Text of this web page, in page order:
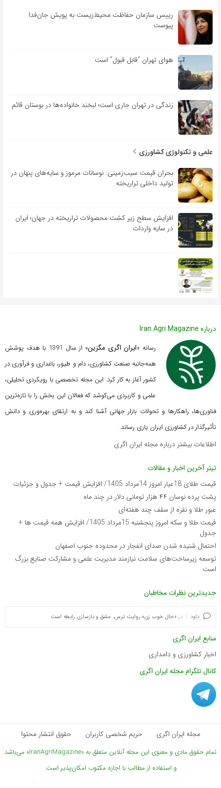
رییس سازمان حفاظت محیط‌زیست به پویش جان‌فدا
پیوست
هوای تهران “قابل قبول” است
زندگی در تهران جاری است؛ لبخند خانواده‌ها در بوستان قائم
علمی و تکنولوژی کشاورزی
بحران قیمت سیب‌زمینی: نوسانات مرموز و سایه‌های پنهان در
تولید داخلی تراریخته
افزایش سطح زیر کشت محصولات تراریخته در جهان؛ ایران
در سایه واردات
درباره Iran Agri Magazine
رسانه «ایران اگری مگزین
» از سال 1391 با هدف پوشش
همه‌جانبه صنعت کشاورزی، دام و طیور، باغداری و فرآوری در
کشور آغاز به کار کرد. این مجله تخصصی با رویکردی تحلیلی،
علمی و کاربردی می‌کوشد که فعالان این بخش را با تازه‌ترین
فناوری‌ها، راهکارها و تحولات بازار جهانی آشنا کند و به ارتقای بهره‌وری و دانش
تأثیرگذار در کشاورزی ایران یاری رساند.
اطلاعات بیشتر درباره مجله ایران اگری
تیتر آخرین اخبار و مقالات
قیمت طلای 18عیار امروز 14مرداد 1405/ افزایش قیمت + جدول و جزئیات
پشت پرده نوسان ۴۴ هزار تومانی دلار در چند ماه
عبور طلا و نقره از سقف چند هفته‌ای
قیمت طلا و سکه امروز پنجشنبه 15مرداد 1405/ افزایش همه قیمت ها +
جدول
احتمال شنیده شدن صدای انفجار در محدوده جنوب اصفهان
توسعه زیرساخت‌های سلامت نیازمند مدیریت علمی و مشارکت صنایع بزرگ
است
جدیدترین نظرات مخاطبان
داود در «حال خوب زن» روایت ترس، عشق و بازسازی رابطه است
منابع ایران اگری
اخبار کشاورزی و دامداری
کانال تلگرام مجله ایران اگری
مجله ایران اگری حریم شخصی کاربران حقوق انتشار محتوا
تمام حقوق مادی و معنوی این مجله آنلاین متعلق به «IranAgriMagazine» می‌باشد
و استفاده از مطالب با اجازه مکتوب امکان‌پذیر است.